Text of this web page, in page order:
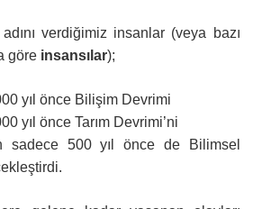
verdiğimiz insanlar (veya bazı
göre insansılar);
yıl önce Bilişim Devrimi
yıl önce Tarım Devrimi’ni
sadece 500 yıl önce de Bilimsel